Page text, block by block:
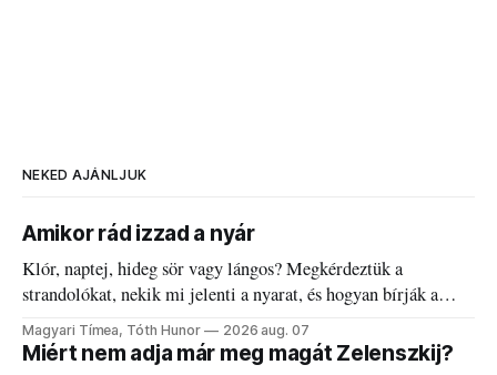
NEKED AJÁNLJUK
Amikor rád izzad a nyár
Klór, naptej, hideg sör vagy lángos? Megkérdeztük a
strandolókat, nekik mi jelenti a nyarat, és hogyan bírják a
kánikulát.
Magyari Tímea, Tóth Hunor 2026 aug. 07
Miért nem adja már meg magát Zelenszkij?